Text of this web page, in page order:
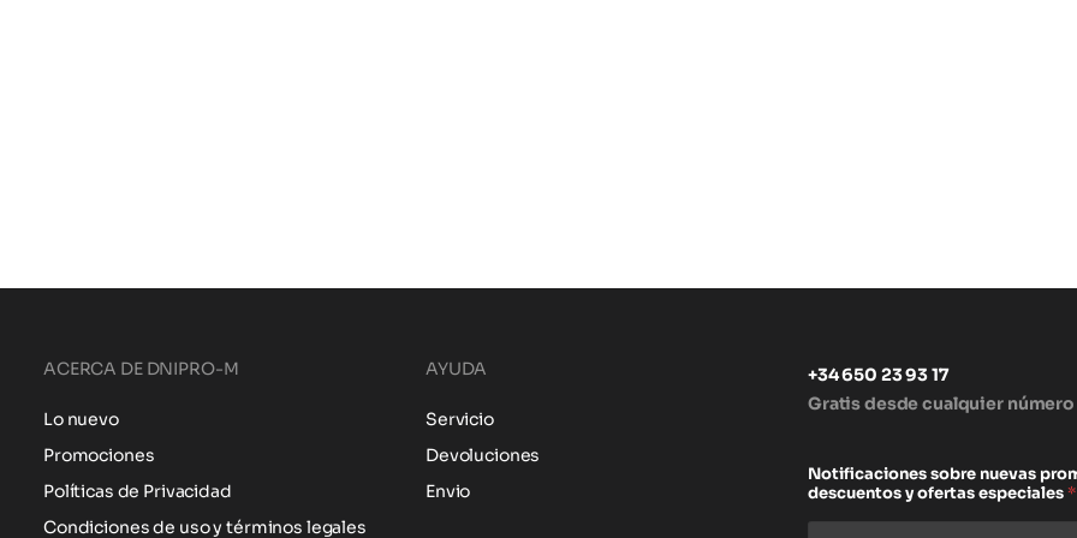
ACERCA DE DNIPRO-M
Lo nuevo
Promociones
Políticas de Privacidad
Condiciones de uso y términos legales
AYUDA
Servicio
Devoluciones
Envio
+34 650 23 93 17
Gratis desde cualquier número
Notificaciones sobre nuevas
descuentos y ofertas especiales*